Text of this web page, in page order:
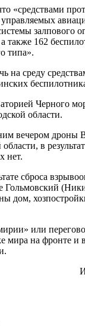
«средствами
залпового
также 162
типа».
на среду
Черного
области.
вечером дроны
в
нет.
сброса
Гольмовский
дом,
или
мира на фронте